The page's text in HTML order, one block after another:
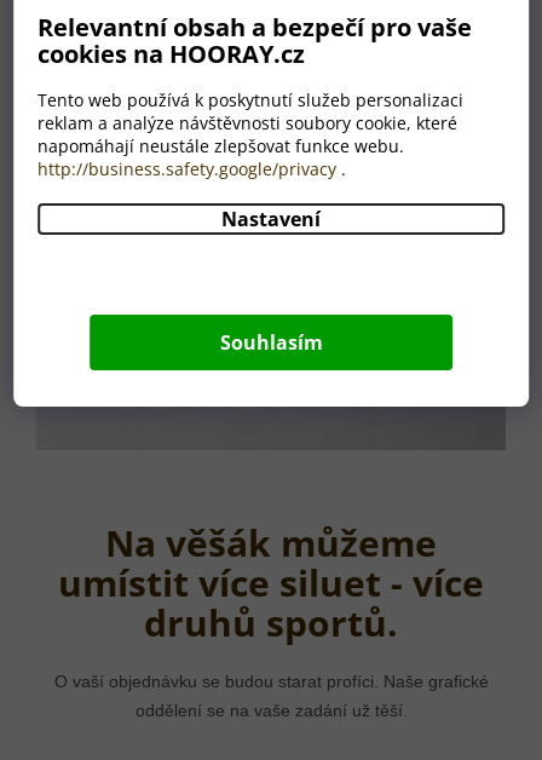
Relevantní obsah a bezpečí pro vaše
cookies na HOORAY.cz
Tento web používá k poskytnutí služeb personalizaci
reklam a analýze návštěvnosti soubory cookie, které
napomáhají neustále zlepšovat funkce webu.
http://business.safety.google/privacy .
Nastavení
Souhlasím
Na věšák můžeme
umístit více siluet - více
druhů sportů.
O vaší objednávku se budou starat profíci. Naše grafické
oddělení se na vaše zadání už těší.